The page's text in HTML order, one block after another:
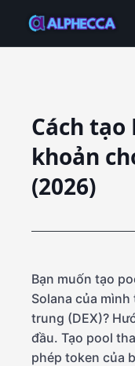
Cách
khoản
(2026)
Bạn muốn tạo
Solana của
trung (DEX)?
đầu. Tạo pool
phép token của